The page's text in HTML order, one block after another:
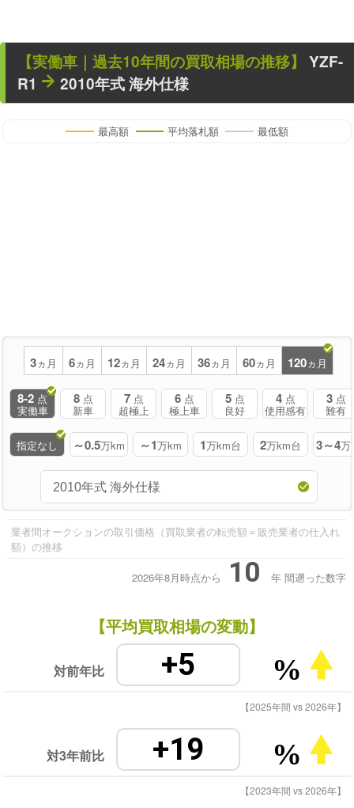
【実働車 ｜過去10年間の買取相場の推移】 YZF-
R1
2010年式 海外仕様
最高額 平均落札額 最低額
3ヵ月 6ヵ月 12ヵ月 24ヵ月 36ヵ月 60ヵ月 120ヵ月
8-2 点
実働車
8 点
新車
7 点
超極上
6 点
極上車
5 点
良好
4 点
使用感有
3 点
難有
指定なし ～0.5万km ～1万km 1万km台 2万km台 3～4万
業者間オークションの取引価格（買取業者の転売額＝販売業者の仕入れ
額）の推移
2026年8月時点から 10 年 間遡った数字
【平均買取相場の変動】
対前年比 +5 %
【2025年間 vs 2026年】
対3年前比 +19 %
【2023年間 vs 2026年】